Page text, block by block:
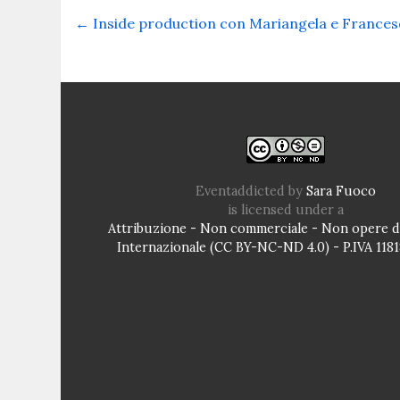
← Inside production con Mariangela e
Eventaddicted by Sara Fuoco
is licensed under a
Attribuzione - Non commerciale - Non opere
Internazionale (CC BY-NC-ND 4.0) - P.IVA